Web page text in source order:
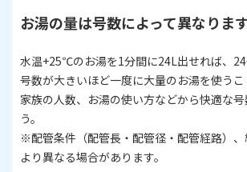
お湯の量は号数によって異なります
水温+25℃のお湯を1分間に24L出せれば、
号数が大きいほど一度に大量のお湯を使うこ
家族の人数、お湯の使い方などから快適な
う。
​​​​​​​※配管条件（配管長・配管径・配管経路）
より異なる場合があります。